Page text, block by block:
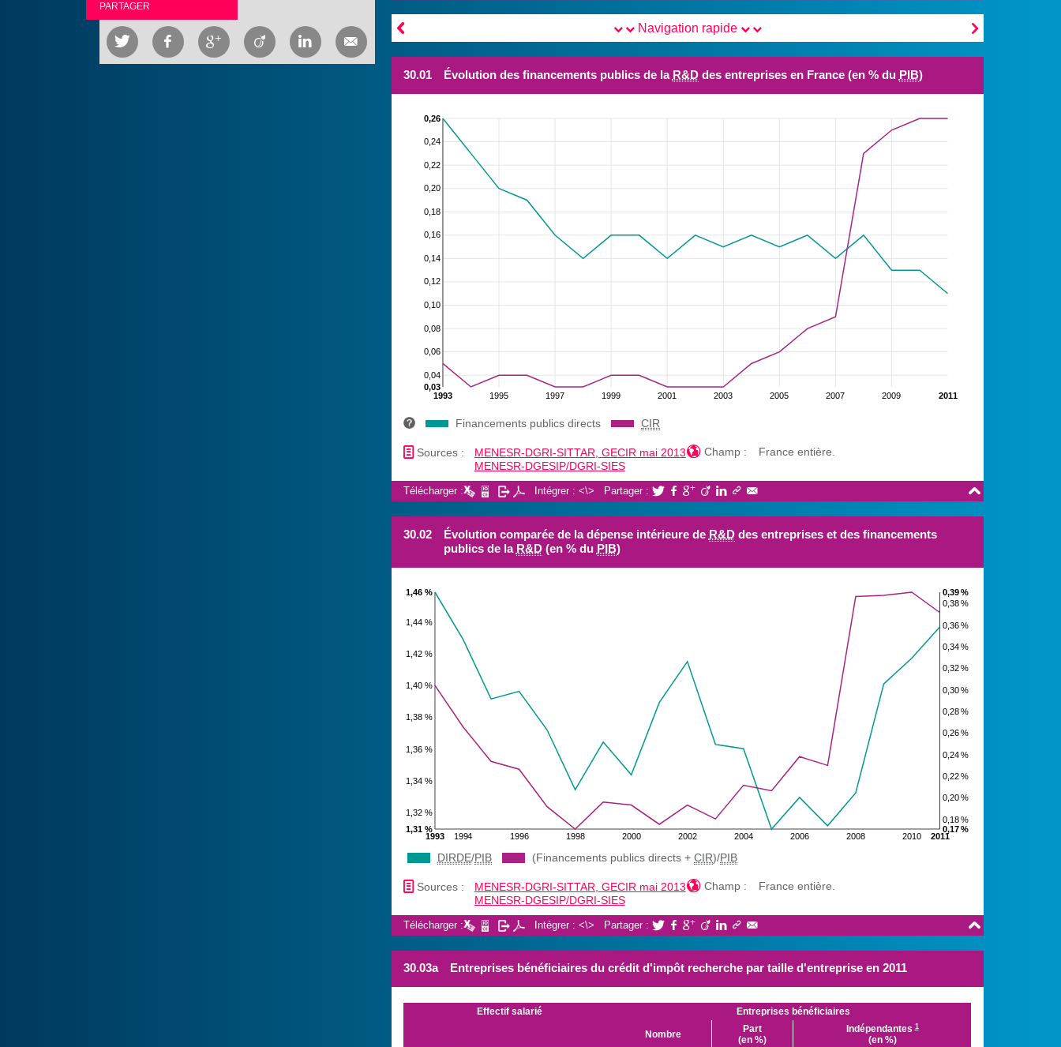
PARTAGER
     
 
Navigation rapide
30.01 Évolution des financements publics de la R&Ddes entreprises en France (en % du PIB)
1995 1997 1999 2001 2003 2005 2007 2009
1993 2011
0,04
0,06
0,08
0,10
0,12
0,14
0,16
0,18
0,20
0,22
0,24
0,03
0,26
Financements publics directs CIR
📄 Sources :
MENESR-DGRI-SITTAR, GECIR mai 2013
MENESR-DGESIP/DGRI-SIES
Champ : France entière.

Télécharger : Intégrer : <\> Partager :      
30.02 Évolution comparée de la dépense intérieure de R&Ddes entreprises et des financements
publics de la R&D(en % du PIB)
1994 1996 1998 2000 2002 2004 2006 2008 2010
1993 2011
1,32 %
1,34 %
1,36 %
1,38 %
1,40 %
1,42 %
1,44 %
1,31 %
1,46 %
0,18 %
0,20 %
0,22 %
0,24 %
0,26 %
0,28 %
0,30 %
0,32 %
0,34 %
0,36 %
0,38 %
0,17 %
0,39 %
DIRDE/PIB (Financements publics directs +CIR)/PIB
📄 Sources :
MENESR-DGRI-SITTAR, GECIR mai 2013
MENESR-DGESIP/DGRI-SIES
Champ : France entière.

Télécharger : Intégrer : <\> Partager :      
30.03a Entreprises bénéficiaires du crédit d'impôt recherche par taille d'entreprise en 2011
Effectif salarié Entreprises bénéficiaires
Nombre
Part
(en %)
Indépendantes1
(en %)